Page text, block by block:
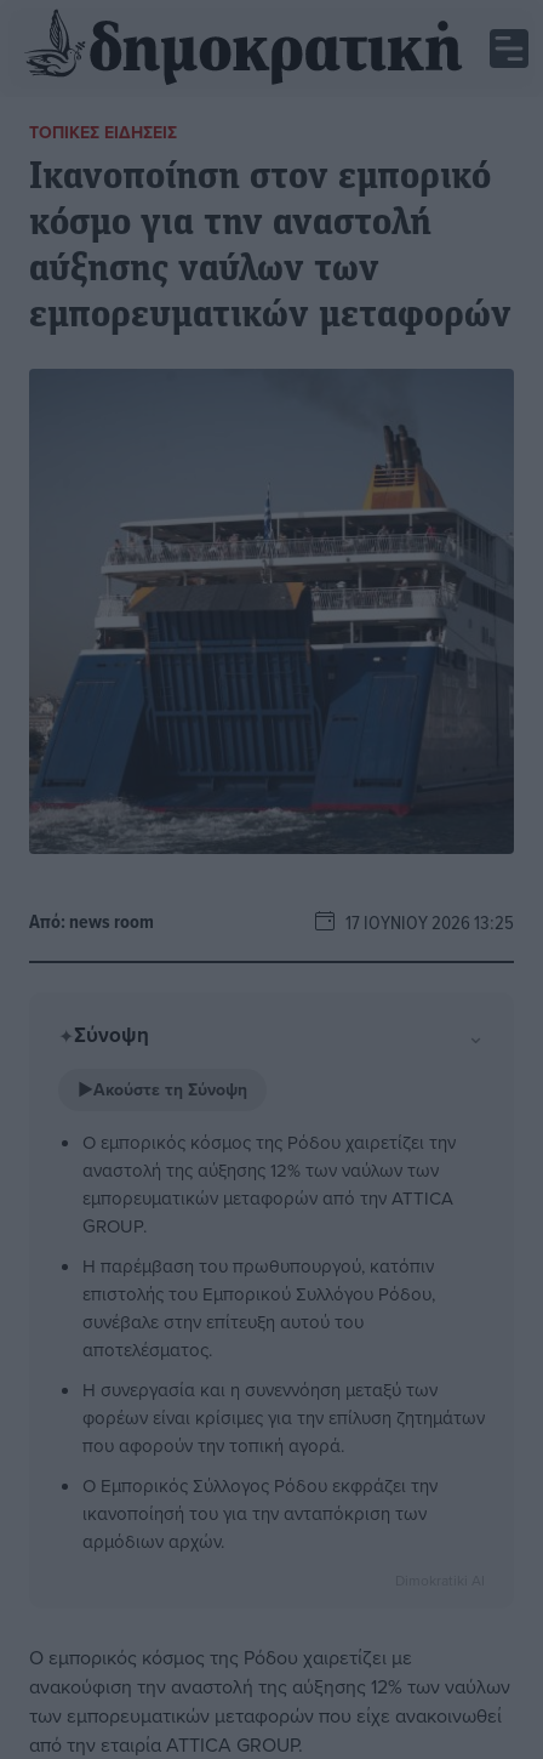
ΤΟΠΙΚΈΣ ΕΙΔΉΣΕΙΣ
Ικανοποίηση στον εμπορικό
κόσμο για την αναστολή
αύξησης ναύλων των
εμπορευματικών μεταφορών
Από: news room 17 ΙΟΥΝΊΟΥ 2026 13:25
✦Σύνοψη ⌄
▶Ακούστε τη Σύνοψη
Ο εμπορικός κόσμος της Ρόδου χαιρετίζει την
αναστολή της αύξησης 12% των ναύλων των
εμπορευματικών μεταφορών από την ATTICA
GROUP.
Η παρέμβαση του πρωθυπουργού, κατόπιν
επιστολής του Εμπορικού Συλλόγου Ρόδου,
συνέβαλε στην επίτευξη αυτού του
αποτελέσματος.
Η συνεργασία και η συνεννόηση μεταξύ των
φορέων είναι κρίσιμες για την επίλυση ζητημάτων
που αφορούν την τοπική αγορά.
Ο Εμπορικός Σύλλογος Ρόδου εκφράζει την
ικανοποίησή του για την ανταπόκριση των
αρμόδιων αρχών.
Ο εμπορικός κόσμος της Ρόδου χαιρετίζει με
ανακούφιση την αναστολή της αύξησης 12% των ναύλων
των εμπορευματικών μεταφορών που είχε ανακοινωθεί
από την εταιρία ATTICA GROUP.